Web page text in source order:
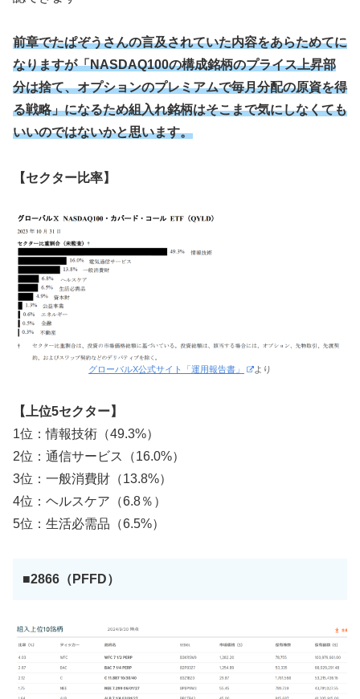
前章でたぱぞうさんの言及されていた内容をあらためてに
なりますが「NASDAQ100の構成銘柄のプライス上昇部
分は捨て、オプションのプレミアムで毎月分配の原資を得
る戦略」になるため組入れ銘柄はそこまで気にしなくても
いいのではないかと思います。
【セクター比率】
グローバルX公式サイト「運用報告書」 より
【上位5セクター】
1位：情報技術（49.3%）
2位：通信サービス（16.0%）
3位：一般消費財（13.8%）
4位：ヘルスケア（6.8％）
5位：生活必需品（6.5%）
■2866（PFFD）